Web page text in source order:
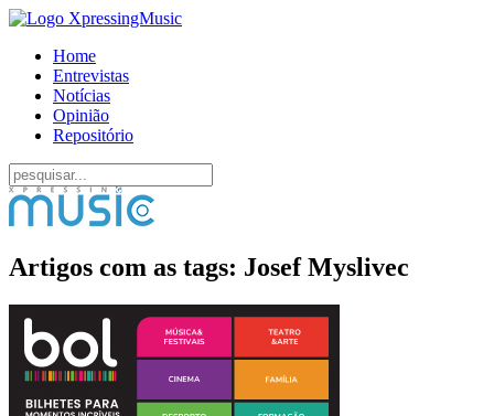
Home
Entrevistas
Notícias
Opinião
Repositório
Artigos com as tags: Josef Myslivec